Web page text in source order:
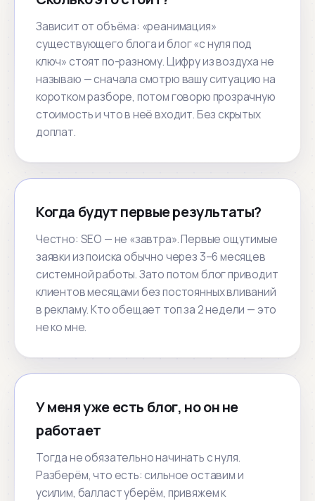
Зависит от объёма: «реанимация»
существующего блога и блог «с нуля под
ключ» стоят по-разному. Цифру из воздуха не
называю — сначала смотрю вашу ситуацию на
коротком разборе, потом говорю прозрачную
стоимость и что в неё входит. Без скрытых
доплат.
Когда будут первые результаты?
Честно: SEO — не «завтра». Первые ощутимые
заявки из поиска обычно через 3–6 месяцев
системной работы. Зато потом блог приводит
клиентов месяцами без постоянных вливаний
в рекламу. Кто обещает топ за 2 недели — это
не ко мне.
У меня уже есть блог, но он не
работает
Тогда не обязательно начинать с нуля.
Разберём, что есть: сильное оставим и
усилим, балласт уберём, привяжем к